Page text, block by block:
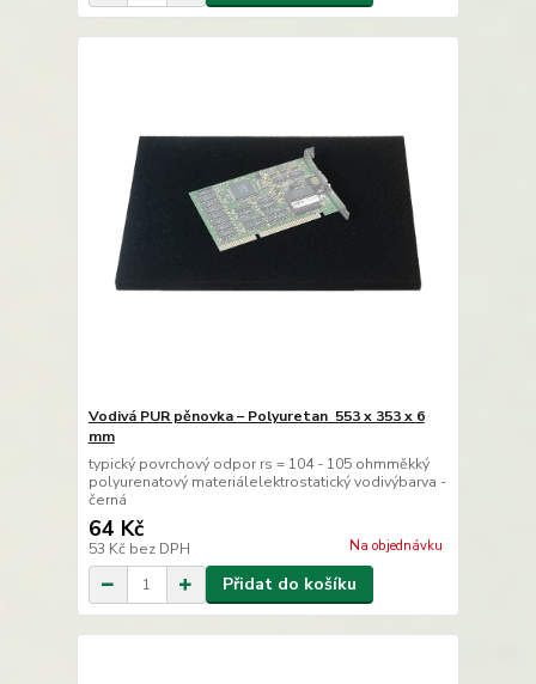
Vodivá PUR pěnovka – Polyuretan 553 x 353 x 6
mm
typický povrchový odpor rs = 104 - 105 ohmměkký
polyurenatový materiálelektrostatický vodivýbarva -
černá
64 Kč
53 Kč bez DPH Na objednávku
Přidat do košíku